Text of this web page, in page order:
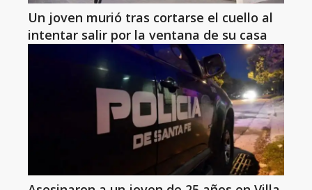
Un joven murió tras cortarse el cuello al
intentar salir por la ventana de su casa